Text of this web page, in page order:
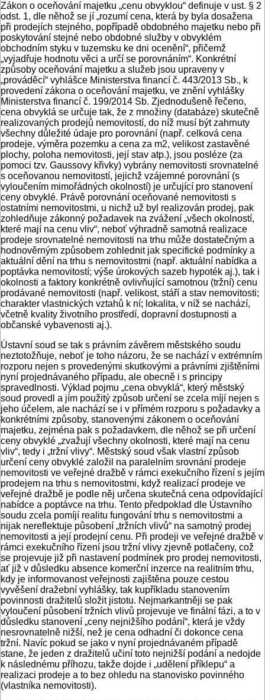
Zákon o oceňování majetku „cenu obvyklou“ definuje v ust. § 2
odst. 1, dle něhož se jí „rozumí cena, která by byla dosažena
při prodejích stejného, popřípadě obdobného majetku nebo při
poskytování stejné nebo obdobné služby v obvyklém
obchodním styku v tuzemsku ke dni ocenění“, přičemž
„vyjadřuje hodnotu věci a určí se porovnáním“. Konkrétní
způsoby oceňování majetku a služeb jsou upraveny v
„prováděcí“ vyhlášce Ministerstva financí č. 443/2013 Sb., k
provedení zákona o oceňování majetku, ve znění vyhlášky
Ministerstva financí č. 199/2014 Sb. Zjednodušeně řečeno,
cena obvyklá se určuje tak, že z množiny (databáze) skutečně
realizovaných prodejů nemovitostí, do níž musí být zahrnuty
všechny důležité údaje pro porovnání (např. celková cena
prodeje, výměra pozemku a cena za m2, velikost zastavěné
plochy, poloha nemovitosti, její stav atp.), jsou posléze (za
pomoci tzv. Gaussovy křivky) vybrány nemovitosti srovnatelné
s oceňovanou nemovitostí, jejichž vzájemné porovnání (s
vyloučením mimořádných okolností) je určující pro stanovení
ceny obvyklé. Právě porovnání oceňované nemovitosti s
ostatními nemovitostmi, u nichž už byl realizován prodej, pak
zohledňuje zákonný požadavek na zvážení „všech okolností,
které mají na cenu vliv“, neboť výhradně samotná realizace
prodeje srovnatelné nemovitosti na trhu může dostatečným a
hodnověrným způsobem zohlednit jak specifické podmínky a
aktuální dění na trhu s nemovitostmi (např. aktuální nabídka a
poptávka nemovitostí; výše úrokových sazeb hypoték aj.), tak i
okolnosti a faktory konkrétně ovlivňující samotnou (tržní) cenu
prodávané nemovitosti (např. velikost, stáří a stav nemovitosti;
charakter vlastnických vztahů k ní; lokalita, v níž se nachází,
včetně kvality životního prostředí, dopravní dostupnosti a
občanské vybavenosti aj.).
Ústavní soud se tak s právním závěrem městského soudu
neztotožňuje, neboť je toho názoru, že se nachází v extrémním
rozporu nejen s provedenými skutkovými a právními zjištěními
nyní projednávaného případu, ale obecně i s principy
spravedlnosti. Výklad pojmu „cena obvyklá“, který městský
soud provedl a jím použitý způsob určení se zcela míjí nejen s
jeho účelem, ale nachází se i v přímém rozporu s požadavky a
konkrétními způsoby, stanovenými zákonem o oceňování
majetku, zejména pak s požadavkem, dle něhož se při určení
ceny obvyklé „zvažují všechny okolnosti, které mají na cenu
vliv“, tedy i „tržní vlivy“. Městský soud však vlastní způsob
určení ceny obvyklé založil na paralelním srovnání prodeje
nemovitosti ve veřejné dražbě v rámci exekučního řízení s jejím
prodejem na trhu s nemovitostmi, když realizací prodeje ve
veřejné dražbě je podle něj určena skutečná cena odpovídající
nabídce a poptávce na trhu. Tento předpoklad dle Ústavního
soudu zcela pomíjí realitu fungování trhu s nemovitostmi a
nijak nereflektuje působení „tržních vlivů“ na samotný prodej
nemovitosti a její prodejní cenu. Při prodeji ve veřejné dražbě v
rámci exekučního řízení jsou tržní vlivy zjevně potlačeny, což
se projevuje již při nastavení podmínek pro prodej nemovitosti,
ať již v důsledku absence komerční inzerce na realitním trhu,
kdy je informovanost veřejnosti zajištěna pouze cestou
vyvěšení dražební vyhlášky, tak kupříkladu stanovením
povinnosti dražitelů složit jistotu. Nejmarkantněji se pak
vyloučení působení tržních vlivů projevuje ve finální fázi, a to v
důsledku stanovení „ceny nejnižšího podání“, která je vždy
nesrovnatelně nižší, než je cena odhadní či dokonce cena
tržní. Navíc pokud se jako v nyní projednávaném případě
stane, že jeden z dražitelů učiní toto nejnižší podání a nedojde
k následnému příhozu, takže dojde i „udělení příklepu“ a
realizaci prodeje a to bez ohledu na stanovisko povinného
(vlastníka nemovitosti).